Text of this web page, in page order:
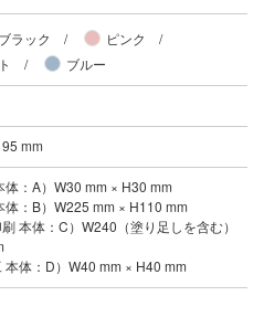
ラック
ピンク
ブルー
mm
体：A）W30 mm × H30 mm
体：B）W225 mm × H110 mm
刷 本体：C）W240（塗り足しを含む）
本体：D）W40 mm × H40 mm